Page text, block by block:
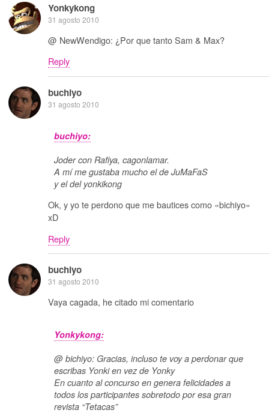
Yonkykong
31 agosto 2010
@ NewWendigo: ¿Por que tanto Sam & Max?
Reply
buchiyo
31 agosto 2010
buchiyo:
Joder con Rafiya, cagonlamar.
A mí me gustaba mucho el de JuMaFaS
y el del yonkikong
Ok, y yo te perdono que me bautices como «bichiyo»
xD
Reply
buchiyo
31 agosto 2010
Vaya cagada, he citado mi comentario
Yonkykong:
@ bichiyo: Gracias, incluso te voy a perdonar que
escribas Yonki en vez de Yonky
En cuanto al concurso en genera felicidades a
todos los participantes sobretodo por esa gran
revista “Tetacas”